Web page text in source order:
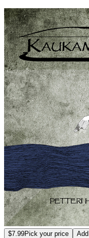
$7.99Pick your price